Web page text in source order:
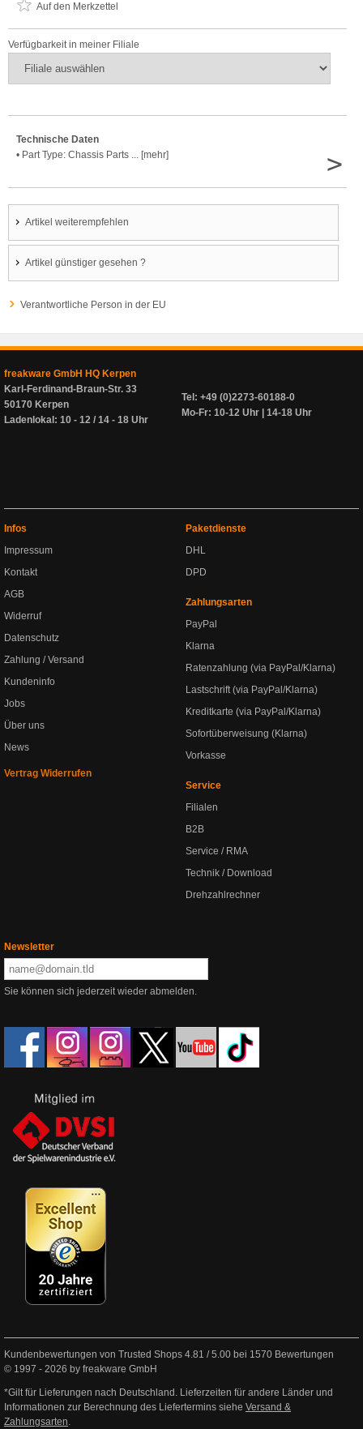
Auf den Merkzettel
Verfügbarkeit in meiner Filiale
Technische Daten
• Part Type: Chassis Parts ... [mehr]
>
Artikel weiterempfehlen
Artikel günstiger gesehen ?
Verantwortliche Person in der EU
freakware GmbH HQ Kerpen
Karl-Ferdinand-Braun-Str. 33
50170 Kerpen
Ladenlokal: 10 - 12 / 14 - 18 Uhr
Tel: +49 (0)2273-60188-0
Mo-Fr: 10-12 Uhr | 14-18 Uhr
Infos
Impressum
Kontakt
AGB
Widerruf
Datenschutz
Zahlung / Versand
Kundeninfo
Jobs
Über uns
News
Vertrag Widerrufen
Paketdienste
DHL
DPD
Zahlungsarten
PayPal
Klarna
Ratenzahlung (via PayPal/Klarna)
Lastschrift (via PayPal/Klarna)
Kreditkarte (via PayPal/Klarna)
Sofortüberweisung (Klarna)
Vorkasse
Service
Filialen
B2B
Service / RMA
Technik / Download
Drehzahlrechner
Newsletter
Sie können sich jederzeit wieder abmelden.
Kundenbewertungen von Trusted Shops 4.81 /5.00 bei 1570 Bewertungen
© 1997 - 2026 by freakware GmbH
*Gilt für Lieferungen nach Deutschland. Lieferzeiten für andere Länder und
Informationen zur Berechnung des Liefertermins siehe Versand &
Zahlungsarten.